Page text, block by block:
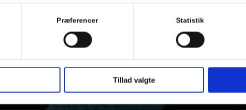
Præferencer Statistik
Tillad valgte